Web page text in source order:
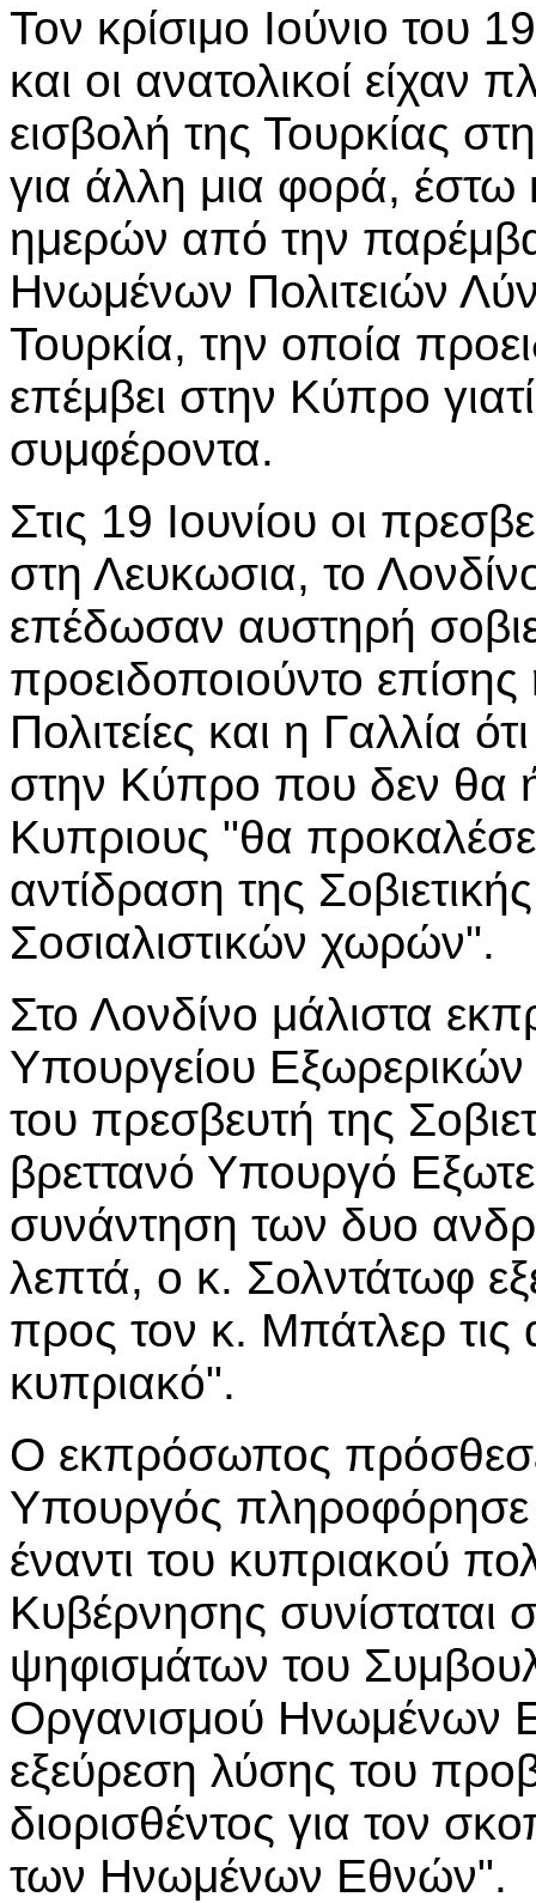
Τον κρίσιμο Ιούνιο του
και οι ανατολικοί είχαν
εισβολή της Τουρκίας
για άλλη μια φορά, έστω
ημερών από την
Ηνωμένων Πολιτειών
Τουρκία, την οποία
επέμβει στην Κύπρο
συμφέροντα.
Στις 19 Ιουνίου οι
στη Λευκωσια, το
επέδωσαν αυστηρή
προειδοποιούντο
Πολιτείες και η Γαλλία
στην Κύπρο που δεν θα
Κυπριους "θα
αντίδραση της
Σοσιαλιστικών χωρών".
Στο Λονδίνο μάλιστα
Υπουργείου
του πρεσβευτή της
βρεττανό Υπουργό
συνάντηση των δυο
λεπτά, ο κ. Σολντάτωφ
προς τον κ. Μπάτλερ
κυπριακό".
Ο εκπρόσωπος
Υπουργός πληροφόρησε
έναντι του κυπριακού
Κυβέρνησης
ψηφισμάτων του
Οργανισμού Ηνωμένων
εξεύρεση λύσης του
διορισθέντος για τον
των Ηνωμένων Εθνών".